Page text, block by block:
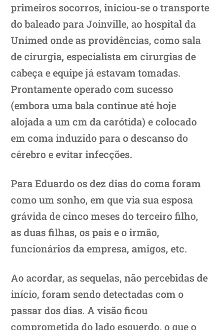
primeiros socorros, iniciou-se o transporte
do baleado para Joinville, ao hospital da
Unimed onde as providências, como sala
de cirurgia, especialista em cirurgias de
cabeça e equipe já estavam tomadas.
Prontamente operado com sucesso
(embora uma bala continue até hoje
alojada a um cm da carótida) e colocado
em coma induzido para o descanso do
cérebro e evitar infecções.
Para Eduardo os dez dias do coma foram
como um sonho, em que via sua esposa
grávida de cinco meses do terceiro filho,
as duas filhas, os pais e o irmão,
funcionários da empresa, amigos, etc.
Ao acordar, as sequelas, não percebidas de
início, foram sendo detectadas com o
passar dos dias. A visão ficou
comprometida do lado esquerdo, o que o